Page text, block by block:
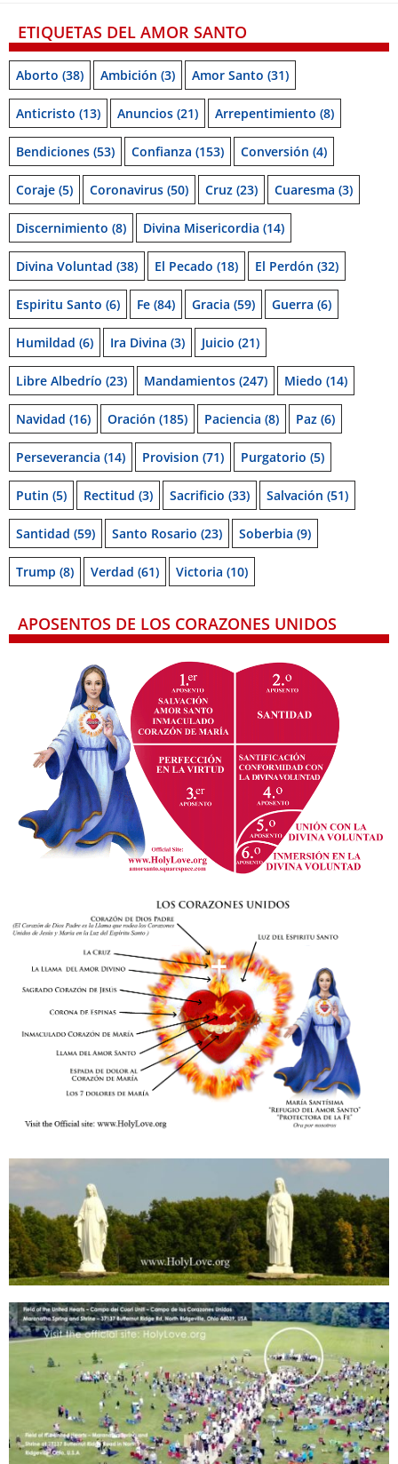
ETIQUETAS DEL AMOR SANTO
Aborto (38) Ambición (3) Amor Santo (31)
Anticristo (13) Anuncios (21) Arrepentimiento (8)
Bendiciones (53) Confianza (153) Conversión (4)
Coraje (5) Coronavirus (50) Cruz (23) Cuaresma (3)
Discernimiento (8) Divina Misericordia (14)
Divina Voluntad (38) El Pecado (18) El Perdón (32)
Espiritu Santo (6) Fe (84) Gracia (59) Guerra (6)
Humildad (6) Ira Divina (3) Juicio (21)
Libre Albedrío (23) Mandamientos (247) Miedo (14)
Navidad (16) Oración (185) Paciencia (8) Paz (6)
Perseverancia (14) Provision (71) Purgatorio (5)
Putin (5) Rectitud (3) Sacrificio (33) Salvación (51)
Santidad (59) Santo Rosario (23) Soberbia (9)
Trump (8) Verdad (61) Victoria (10)
APOSENTOS DE LOS CORAZONES UNIDOS